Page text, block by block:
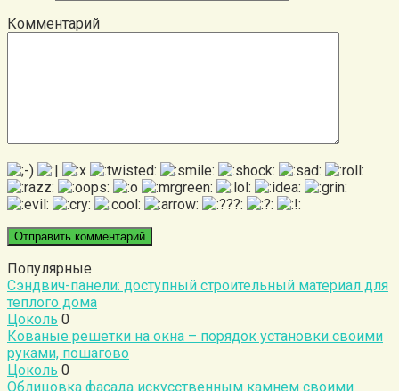
Комментарий
Популярные
Сэндвич-панели: доступный строительный материал для
теплого дома
Цоколь 0
Кованые решетки на окна – порядок установки своими
руками, пошагово
Цоколь 0
Облицовка фасада искусственным камнем своими